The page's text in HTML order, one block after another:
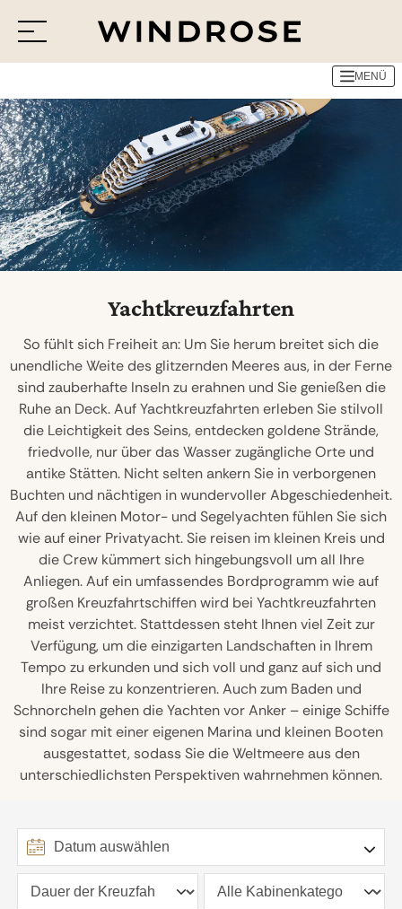
Reiseziele
Reisethemen
Jetzt Anfrage senden
MENÜ
Yachtkreuzfahrten
So fühlt sich Freiheit an: Um Sie herum breitet sich die
unendliche Weite des glitzernden Meeres aus, in der Ferne
sind zauberhafte Inseln zu erahnen und Sie genießen die
Ruhe an Deck. Auf Yachtkreuzfahrten erleben Sie stilvoll
die Leichtigkeit des Seins, entdecken goldene Strände,
friedvolle, nur über das Wasser zugängliche Orte und
antike Stätten. Nicht selten ankern Sie in verborgenen
Buchten und nächtigen in wundervoller Abgeschiedenheit.
Auf den kleinen Motor- und Segelyachten fühlen Sie sich
wie auf einer Privatyacht. Sie reisen im kleinen Kreis und
die Crew kümmert sich hingebungsvoll um all Ihre
Anliegen. Auf ein umfassendes Bordprogramm wie auf
großen Kreuzfahrtschiffen wird bei Yachtkreuzfahrten
meist verzichtet. Stattdessen steht Ihnen viel Zeit zur
Verfügung, um die einzigarten Landschaften in Ihrem
Tempo zu erkunden und sich voll und ganz auf sich und
Ihre Reise zu konzentrieren. Auch zum Baden und
Schnorcheln gehen die Yachten vor Anker – einige Schiffe
sind sogar mit einer eigenen Marina und kleinen Booten
ausgestattet, sodass Sie die Weltmeere aus den
unterschiedlichsten Perspektiven wahrnehmen können.